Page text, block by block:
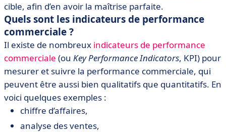
cible, afin d’en avoir la maîtrise parfaite.
Quels sont les indicateurs de performance
commerciale ?
Il existe de nombreux indicateurs de performance
commerciale (ou Key Performance Indicators, KPI) pour
mesurer et suivre la performance commerciale, qui
peuvent être aussi bien qualitatifs que quantitatifs. En
voici quelques exemples :
chiffre d’affaires,
analyse des ventes,